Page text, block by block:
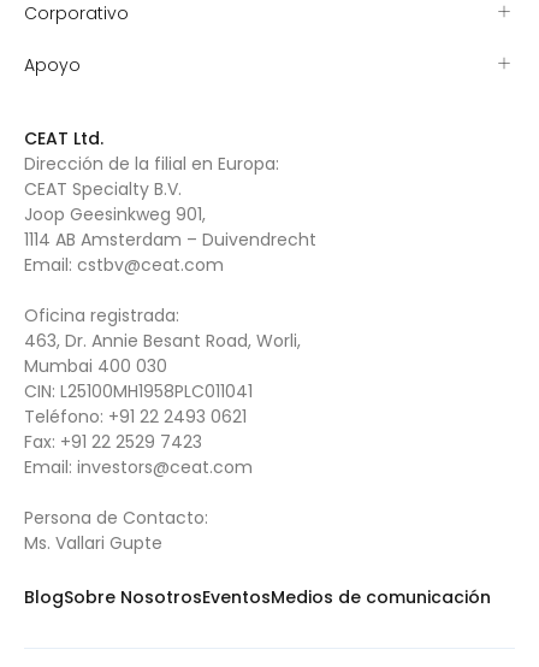
Corporativo
Apoyo
CEAT Ltd.
Dirección de la filial en Europa:
CEAT Specialty B.V.
Joop Geesinkweg 901,
1114 AB Amsterdam – Duivendrecht
Email: cstbv@ceat.com
Oficina registrada:
463, Dr. Annie Besant Road, Worli,
Mumbai 400 030
CIN: L25100MH1958PLC011041
Teléfono: +91 22 2493 0621
Fax: +91 22 2529 7423
Email: investors@ceat.com
Persona de Contacto:
Ms. Vallari Gupte
BlogSobre NosotrosEventosMedios de comunicación